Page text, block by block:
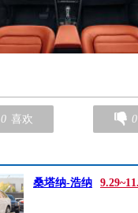
0 喜欢 0
桑塔纳-浩纳